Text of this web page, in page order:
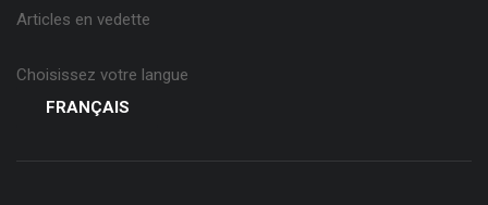
Articles en vedette
Choisissez votre langue
FRANÇAIS